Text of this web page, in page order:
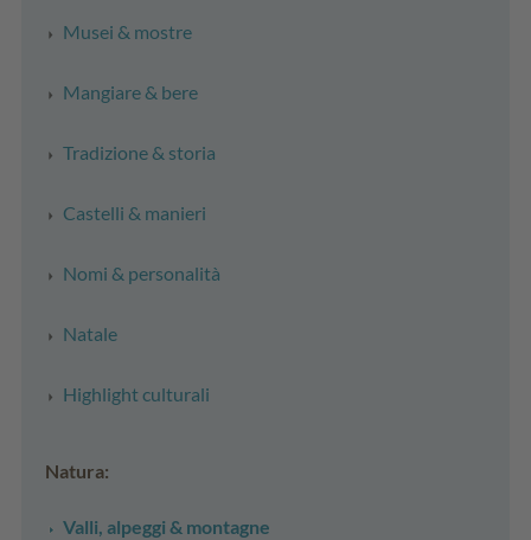
Musei & mostre
Mangiare & bere
Tradizione & storia
Castelli & manieri
Nomi & personalità
Natale
Highlight culturali
Natura:
Valli, alpeggi & montagne